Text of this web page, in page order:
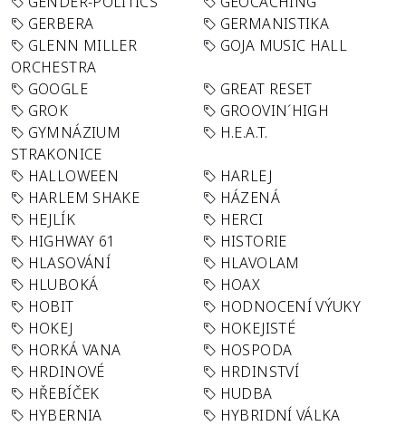
GERBERA
GERMANISTIKA
GLENN MILLER
ORCHESTRA
GOJA MUSIC HALL
GOOGLE
GREAT RESET
GROK
GROOVIN´HIGH
GYMNÁZIUM
STRAKONICE
H.E.A.T.
HALLOWEEN
HARLEJ
HARLEM SHAKE
HÁZENÁ
HEJLÍK
HERCI
HIGHWAY 61
HISTORIE
HLASOVÁNÍ
HLAVOLAM
HLUBOKÁ
HOAX
HOBIT
HODNOCENÍ VÝUKY
HOKEJ
HOKEJISTÉ
HORKÁ VANA
HOSPODA
HRDINOVÉ
HRDINSTVÍ
HŘEBÍČEK
HUDBA
HYBERNIA
HYBRIDNÍ VÁLKA